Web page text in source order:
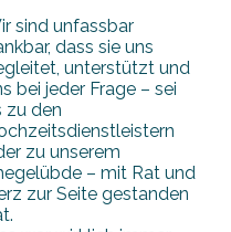
sind unfassbar
dass sie uns
unterstützt und
bei jeder Frage – sei
zu den
zu unserem
– mit Rat und
zur Seite gestanden